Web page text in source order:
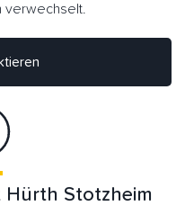
verwechselt.
Stotzheim